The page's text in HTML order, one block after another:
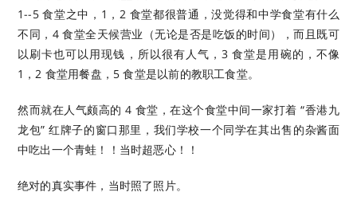
1--5 食堂之中，1，2 食堂都很普通，没觉得和中学食堂有什么
不同，4 食堂全天候营业（无论是否是吃饭的时间），而且既可
以刷卡也可以用现钱，所以很有人气，3 食堂是用碗的，不像
1，2 食堂用餐盘，5 食堂是以前的教职工食堂。
然而就在人气颇高的 4 食堂，在这个食堂中间一家打着 “香港九
龙包” 红牌子的窗口那里，我们学校一个同学在其出售的杂酱面
中吃出一个青蛙！！当时超恶心！！
绝对的真实事件，当时照了照片。